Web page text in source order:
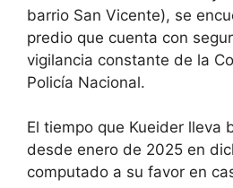
barrio San Vicente), se
predio que cuenta con
vigilancia constante de la
Policía Nacional.
El tiempo que Kueider lleva
desde enero de 2025 en
computado a su favor en